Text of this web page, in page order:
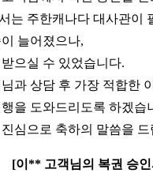
는 주한캐나다 대사관이
늘어졌으나,
으실 수 있었습니다.
과 상담 후 가장 적합한
을 도와드리도록 하겠습
심으로 축하의 말씀을 드
[이** 고객님의 복권 승